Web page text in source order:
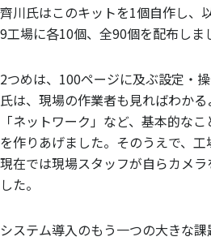
齊川氏はこのキットを1個自作し、
9工場に各10個、全90個を配布しま
2つめは、100ページに及ぶ設定・
氏は、現場の作業者も見ればわか
「ネットワーク」など、基本的な
を作りあげました。そのうえで、工
現在では現場スタッフが自らカメ
した。
システム導入のもう一つの大きな